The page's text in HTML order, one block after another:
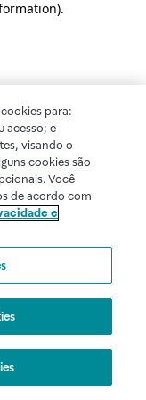
.
para:
acesso; e
visando o
cookies são
Você
de acordo com
e